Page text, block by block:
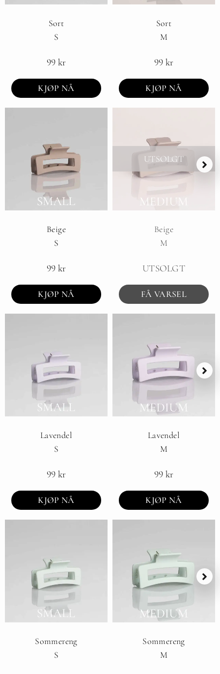
Sort
S
99 kr
KJØP NÅ
Sort
M
99 kr
KJØP NÅ
Beige
S
99 kr
KJØP NÅ
UTSOLGT
Beige
M
UTSOLGT
FÅ VARSEL
Lavendel
S
99 kr
KJØP NÅ
Lavendel
M
99 kr
KJØP NÅ
Sommereng
S
Sommereng
M